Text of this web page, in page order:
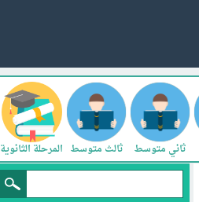
ثاني متوسط ثالث متوسط المرحلة الثانوية